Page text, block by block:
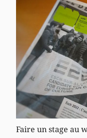
Faire un stage au